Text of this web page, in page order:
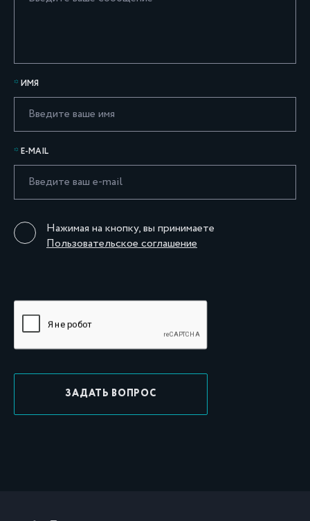
ИМЯ
ЗАДАТЬ ВОПРОС
E-MAIL
Нажимая на кнопку, вы принимаете
Пользовательское соглашение